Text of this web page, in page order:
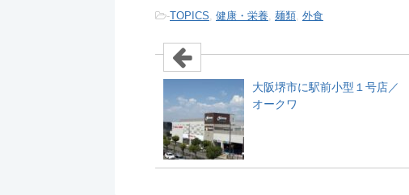
-TOPICS 健康・栄養 麺類 外食
大阪堺市に駅前小型１号店／
オークワ